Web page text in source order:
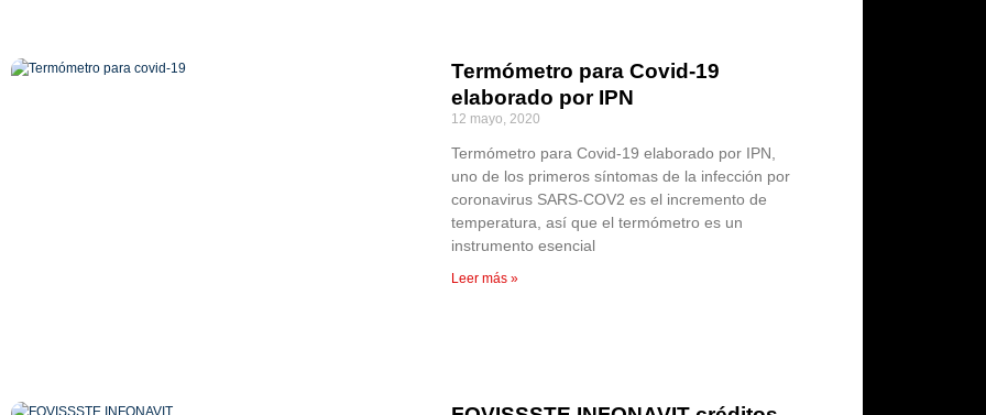
Termómetro para Covid-19
elaborado por IPN
12 mayo, 2020
Termómetro para Covid-19 elaborado por IPN,
uno de los primeros síntomas de la infección por
coronavirus SARS-COV2 es el incremento de
temperatura, así que el termómetro es un
instrumento esencial
Leer más »